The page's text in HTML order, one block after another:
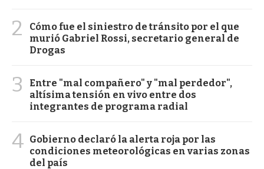
2
Cómo fue el siniestro de tránsito por el que
murió Gabriel Rossi, secretario general de
Drogas
3
Entre "mal compañero" y "mal perdedor",
altísima tensión en vivo entre dos
integrantes de programa radial
4 Gobierno declaró la alerta roja por las
condiciones meteorológicas en varias zonas
del país